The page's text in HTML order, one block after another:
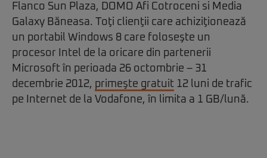
Flanco Sun Plaza, DOMO Afi Cotroceni si Media
Galaxy Băneasa. Toţi clienţii care achiziţionează
un portabil Windows 8 care foloseşte un
procesor Intel de la oricare din partenerii
Microsoft în perioada 26 octombrie – 31
decembrie 2012, primeşte gratuit 12 luni de trafic
pe Internet de la Vodafone, în limita a 1 GB/lună.